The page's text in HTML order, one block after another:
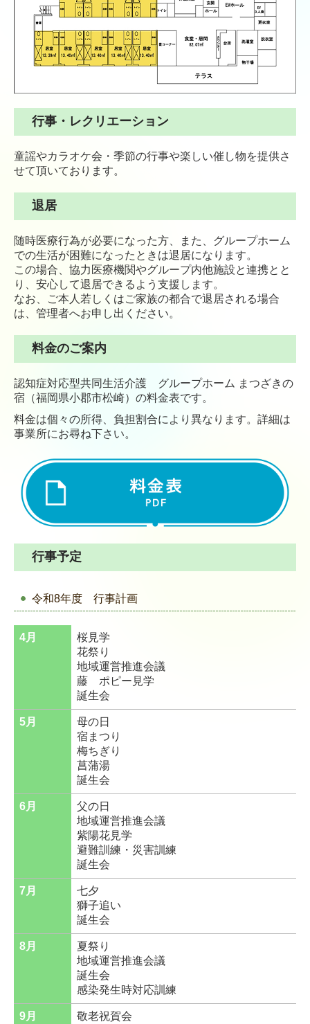
行事・レクリエーション
童謡やカラオケ会・季節の行事や楽しい催し物を提供さ
せて頂いております。
退居
随時医療行為が必要になった方、また、グループホーム
での生活が困難になったときは退居になります。
この場合、協力医療機関やグループ内他施設と連携とと
り、安心して退居できるよう支援します。
なお、ご本人若しくはご家族の都合で退居される場合
は、管理者へお申し出ください。
料金のご案内
認知症対応型共同生活介護 グループホーム まつざきの
宿（福岡県小郡市松崎）の料金表です。
料金は個々の所得、負担割合により異なります。詳細は
事業所にお尋ね下さい。
行事予定
令和8年度 行事計画
4月
桜見学
花祭り
地域運営推進会議
藤 ポピー見学
誕生会
5月
母の日
宿まつり
梅ちぎり
菖蒲湯
誕生会
6月
父の日
地域運営推進会議
紫陽花見学
避難訓練・災害訓練
誕生会
7月
七夕
獅子追い
誕生会
8月
夏祭り
地域運営推進会議
誕生会
感染発生時対応訓練
9月
敬老祝賀会